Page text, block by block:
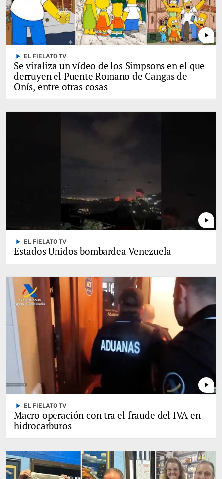
play_arrow
play_arrow EL FIELATO TV
Se viraliza un vídeo de los Simpsons en el que
derruyen el Puente Romano de Cangas de
Onís, entre otras cosas
play_arrow
play_arrow EL FIELATO TV
Estados Unidos bombardea Venezuela
play_arrow
play_arrow EL FIELATO TV
Macro operación con tra el fraude del IVA en
hidrocarburos